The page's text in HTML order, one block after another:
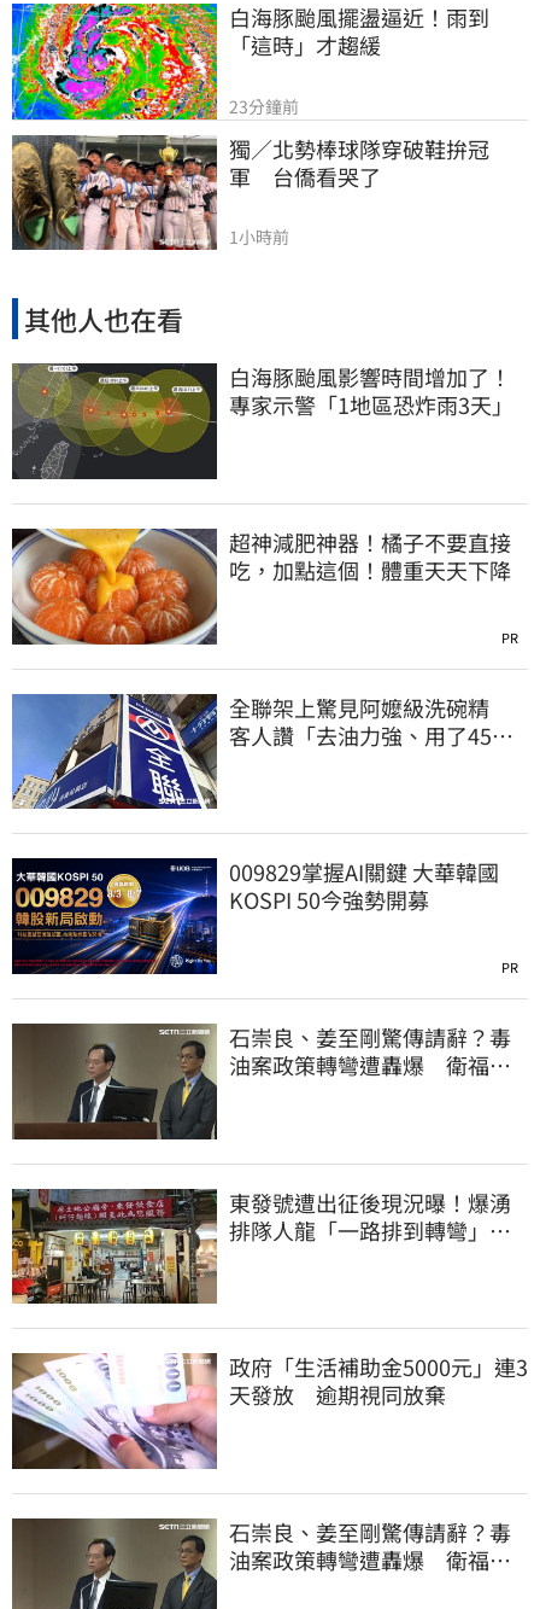
白海豚颱風擺盪逼近！雨到
「這時」才趨緩
23分鐘前
獨／北勢棒球隊穿破鞋拚冠
軍　台僑看哭了
1小時前
其他人也在看
白海豚颱風影響時間增加了！
專家示警「1地區恐炸雨3天」
超神減肥神器！橘子不要直接
吃，加點這個！體重天天下降
PR
全聯架上驚見阿嬤級洗碗精
客人讚「去油力強、用了45
009829掌握AI關鍵 大華韓國
KOSPI 50今強勢開募
PR
石崇良、姜至剛驚傳請辭？毒
油案政策轉彎遭轟爆 衛福部
東發號遭出征後現況曝！爆湧
排隊人龍「一路排到轉彎」
政府「生活補助金5000元」連3
天發放 逾期視同放棄
石崇良、姜至剛驚傳請辭？毒
油案政策轉彎遭轟爆 衛福部